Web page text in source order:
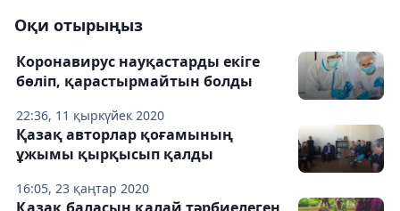
Оқи отырыңыз
22:36, 11 қыркүйек 2020
Коронавирус науқастарды екіге
бөліп, қарастырмайтын болды
16:05, 23 қаңтар 2020
Қазақ авторлар қоғамының
ұжымы қырқысып қалды